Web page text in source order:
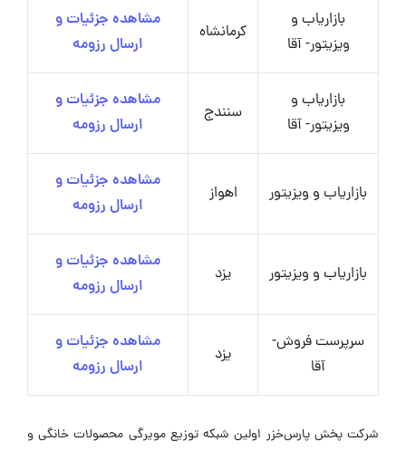
بازاریاب و
ویزیتور- آقا
کرمانشاه
مشاهده جزئیات و
ارسال رزومه
بازاریاب و
ویزیتور- آقا
سنندج
مشاهده جزئیات و
ارسال رزومه
بازاریاب و ویزیتور اهواز
مشاهده جزئیات و
ارسال رزومه
بازاریاب و ویزیتور یزد
مشاهده جزئیات و
ارسال رزومه
سرپرست فروش-
آقا
یزد
مشاهده جزئیات و
ارسال رزومه
شرکت پخش پارس‌خزر اولین شبکه توزیع مویرگی محصولات خانگی و